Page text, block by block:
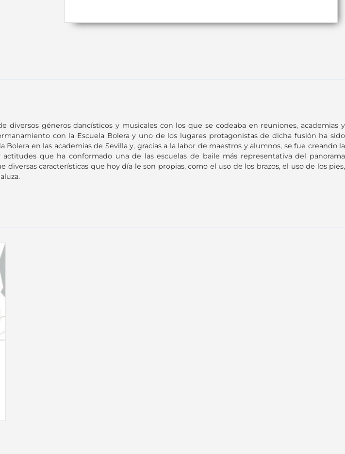
géneros dancísticos y musicales con los que se codeaba en reuniones, academias y
con la Escuela Bolera y uno de los lugares protagonistas de dicha fusión ha sido
en las academias de Sevilla y, gracias a la labor de maestros y alumnos, se fue creando la
que ha conformado una de las escuelas de baile más representativa del panorama
características que hoy día le son propias, como el uso de los brazos, el uso de los pies,